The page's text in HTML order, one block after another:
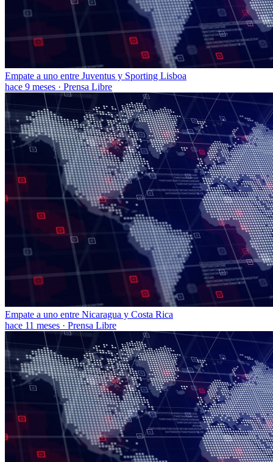
Empate a uno entre Juventus y Sporting Lisboa
hace 9 meses · Prensa Libre
Empate a uno entre Nicaragua y Costa Rica
hace 11 meses · Prensa Libre